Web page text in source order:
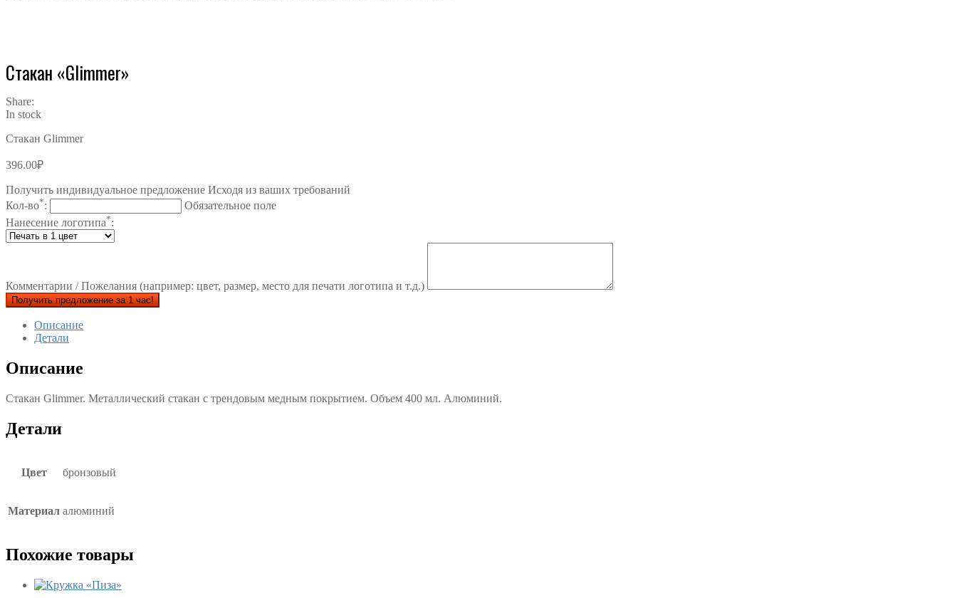
Стакан «Glimmer»
Share:
In stock
Стакан Glimmer
396.00₽
Получить индивидуальное предложение Исходя из ваших требований
Кол-во*:
Обязательное поле
Нанесение логотипа*:
Комментарии / Пожелания (например: цвет, размер, место для печати логотипа и т.д.)
Получить предложение за 1 час!
Описание
Детали
Описание
Стакан Glimmer. Металлический стакан с трендовым медным покрытием. Объем 400 мл. Алюминий.
Детали
Цвет бронзовый
Материал алюминий
Похожие товары